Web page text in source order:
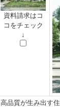
資料請求はコ
コをチェック
↓
高品質が生み出す